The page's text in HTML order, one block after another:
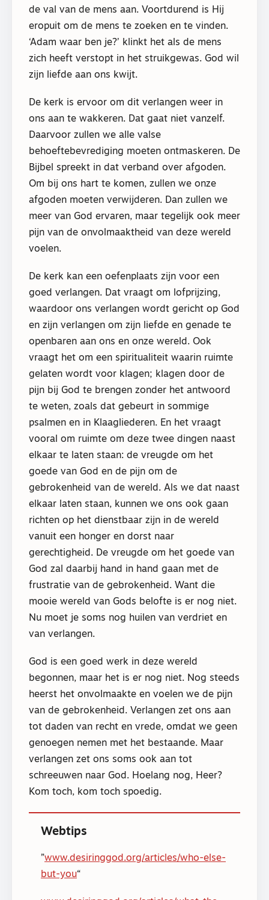
de val van de mens aan. Voortdurend is Hij
eropuit om de mens te zoeken en te vinden.
‘Adam waar ben je?’ klinkt het als de mens
zich heeft verstopt in het struikgewas. God wil
zijn liefde aan ons kwijt.
De kerk is ervoor om dit verlangen weer in
ons aan te wakkeren. Dat gaat niet vanzelf.
Daarvoor zullen we alle valse
behoeftebevrediging moeten ontmaskeren. De
Bijbel spreekt in dat verband over afgoden.
Om bij ons hart te komen, zullen we onze
afgoden moeten verwijderen. Dan zullen we
meer van God ervaren, maar tegelijk ook meer
pijn van de onvolmaaktheid van deze wereld
voelen.
De kerk kan een oefenplaats zijn voor een
goed verlangen. Dat vraagt om lofprijzing,
waardoor ons verlangen wordt gericht op God
en zijn verlangen om zijn liefde en genade te
openbaren aan ons en onze wereld. Ook
vraagt het om een spiritualiteit waarin ruimte
gelaten wordt voor klagen; klagen door de
pijn bij God te brengen zonder het antwoord
te weten, zoals dat gebeurt in sommige
psalmen en in Klaagliederen. En het vraagt
vooral om ruimte om deze twee dingen naast
elkaar te laten staan: de vreugde om het
goede van God en de pijn om de
gebrokenheid van de wereld. Als we dat naast
elkaar laten staan, kunnen we ons ook gaan
richten op het dienstbaar zijn in de wereld
vanuit een honger en dorst naar
gerechtigheid. De vreugde om het goede van
God zal daarbij hand in hand gaan met de
frustratie van de gebrokenheid. Want die
mooie wereld van Gods belofte is er nog niet.
Nu moet je soms nog huilen van verdriet en
van verlangen.
God is een goed werk in deze wereld
begonnen, maar het is er nog niet. Nog steeds
heerst het onvolmaakte en voelen we de pijn
van de gebrokenheid. Verlangen zet ons aan
tot daden van recht en vrede, omdat we geen
genoegen nemen met het bestaande. Maar
verlangen zet ons soms ook aan tot
schreeuwen naar God. Hoelang nog, Heer?
Kom toch, kom toch spoedig.
Webtips
www.desiringgod.org/articles/who-else-
but-you